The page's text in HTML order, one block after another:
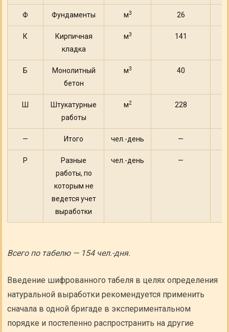
Ф Фундаменты м3 26
К
Кирпичная
кладка
м3 141
Б
Монолитный
бетон
м3 40
Ш
Штукатурные
работы
м2 228
— Итого чел.-день —
Р
Разные
работы, по
которым не
ведется учет
выработки
чел.-день —
Всего по табелю — 154 чел.-дня.
Введение шифрованного табеля в целях определения
натуральной выработки рекомендуется применить
сначала в одной бригаде в экспериментальном
порядке и постепенно распространить на другие